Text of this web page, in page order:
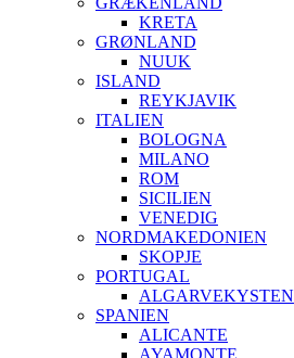
KRETA
GRØNLAND
NUUK
ISLAND
REYKJAVIK
ITALIEN
BOLOGNA
MILANO
ROM
SICILIEN
VENEDIG
NORDMAKEDONIEN
SKOPJE
PORTUGAL
ALGARVEKYSTEN
SPANIEN
ALICANTE
AYAMONTE